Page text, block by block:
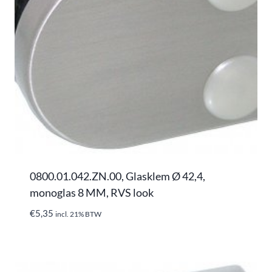
0800.01.042.ZN.00, Glasklem Ø 42,4,
monoglas 8 MM, RVS look
€5,35 incl. 21% BTW